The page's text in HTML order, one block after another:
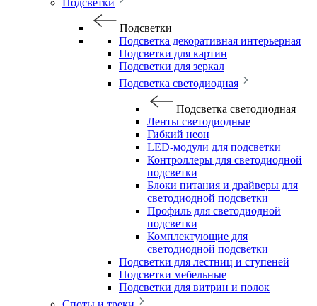
Подсветки
Подсветки
Подсветка декоративная интерьерная
Подсветки для картин
Подсветки для зеркал
Подсветка светодиодная
Подсветка светодиодная
Ленты светодиодные
Гибкий неон
LED-модули для подсветки
Контроллеры для светодиодной
подсветки
Блоки питания и драйверы для
светодиодной подсветки
Профиль для светодиодной
подсветки
Комплектующие для
светодиодной подсветки
Подсветки для лестниц и ступеней
Подсветки мебельные
Подсветки для витрин и полок